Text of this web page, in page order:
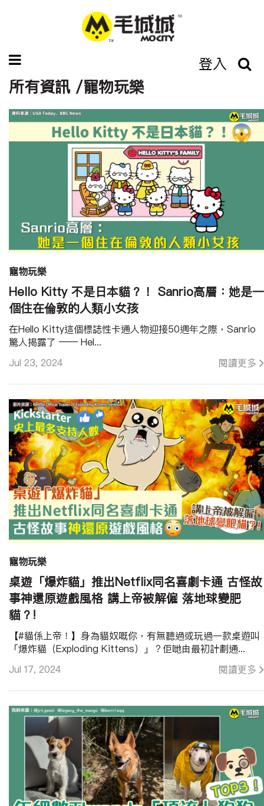
登入
所有資訊 /寵物玩樂
寵物玩樂
Hello Kitty 不是日本貓？！ Sanrio高層：她是一
個住在倫敦的人類小女孩
Jul 23, 2024 閱讀更多
在Hello Kitty這個標誌性卡通人物迎接50週年之際，Sanrio
驚人揭露了 —— Hel...
寵物玩樂
桌遊「爆炸貓」推出Netflix同名喜劇卡通 古怪故
事神還原遊戲風格 講上帝被解僱 落地球變肥
貓？!
Jul 17, 2024 閱讀更多
【#貓係上帝！】身為貓奴嘅你，有無聽過或玩過一款桌遊叫
「爆炸貓（Exploding Kittens）」？佢哋由最初計劃通...